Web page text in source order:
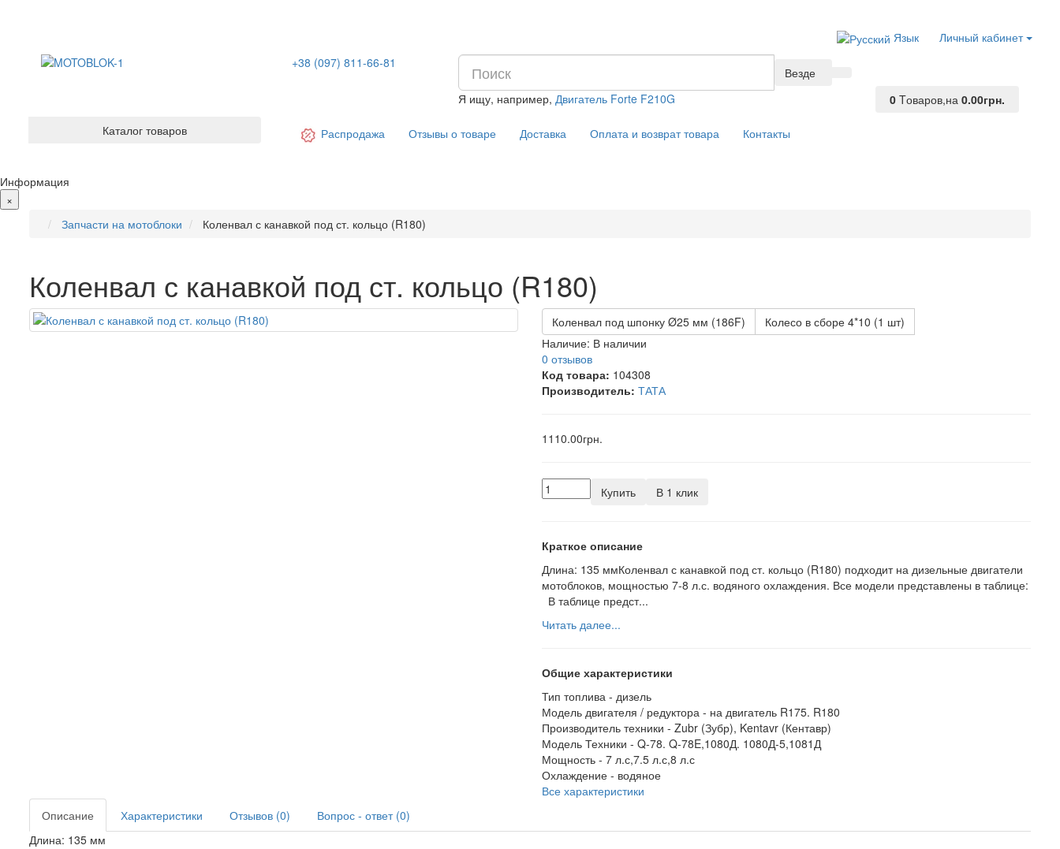
Личный кабинет
Язык
+38 (097) 811-66-81
Везде
Я ищу, например,Двигатель Forte F210G 0 Tоваров,на0.00грн.
Каталог товаров
Распродажа Отзывы о товаре Доставка Оплата и возврат товара Контакты
Информация
×
Запчасти на мотоблоки
Коленвал с канавкой под ст. кольцо (R180)
Коленвал с канавкой под ст. кольцо (R180)
Коленвал под шпонку Ø25 мм (186F)
Колесо в сборе 4*10 (1 шт)
Наличие: В наличии
0 отзывов
Код товара: 104308
Производитель: ТАТА
1110.00грн.
Купить В 1 клик
Краткое описание
Длина: 135 ммКоленвал с канавкой под ст. кольцо (R180) подходит на дизельные двигатели
мотоблоков, мощностью 7-8 л.с. водяного охлаждения. Все модели представлены в таблице:
В таблице предст...
Читать далее...
Общие характеристики
Тип топлива - дизель
Модель двигателя / редуктора - на двигатель R175. R180
Производитель техники - Zubr (Зубр), Kentavr (Кентавр)
Модель Техники - Q-78. Q-78E,1080Д. 1080Д-5,1081Д
Мощность - 7 л.с,7.5 л.с,8 л.с
Охлаждение - водяное
Все характеристики
Описание
Характеристики Отзывов (0)
Вопрос - ответ (0)
Длина: 135 мм